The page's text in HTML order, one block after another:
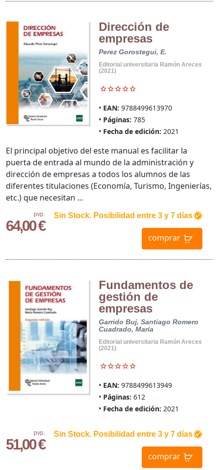
Dirección de
empresas
Perez Gorostegui, E.
Editorial universitaria Ramón Areces
(2021)
EAN: 9788499613970
Páginas: 785
Fecha de edición: 2021
pvp.
64,00 €
Sin Stock. Posibilidad entre 3 y 7 días
comprar
El principal objetivo del este manual es facilitar la
puerta de entrada al mundo de la administración y
dirección de empresas a todos los alumnos de las
diferentes titulaciones (Economía, Turismo, Ingenierías,
etc.) que necesitan ...
Fundamentos de
gestión de
empresas
Garrido Buj, Santiago Romero
Cuadrado, María
Editorial universitaria Ramón Areces
(2021)
EAN: 9788499613949
Páginas: 612
Fecha de edición: 2021
pvp.
51,00 €
Sin Stock. Posibilidad entre 3 y 7 días
comprar